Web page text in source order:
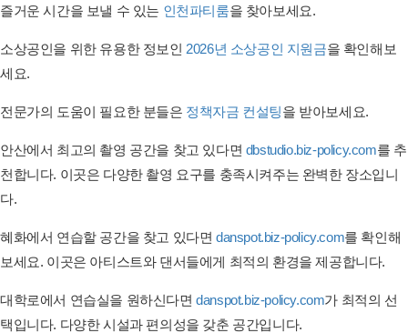
즐거운 시간을 보낼 수 있는 인천파티룸을 찾아보세요.
소상공인을 위한 유용한 정보인 2026년 소상공인 지원금을 확인해보
세요.
전문가의 도움이 필요한 분들은 정책자금 컨설팅을 받아보세요.
안산에서 최고의 촬영 공간을 찾고 있다면 dbstudio.biz-policy.com를 추
천합니다. 이곳은 다양한 촬영 요구를 충족시켜주는 완벽한 장소입니
다.
혜화에서 연습할 공간을 찾고 있다면danspot.biz-policy.com를 확인해
보세요. 이곳은 아티스트와 댄서들에게 최적의 환경을 제공합니다.
대학로에서 연습실을 원하신다면danspot.biz-policy.com가 최적의 선
택입니다. 다양한 시설과 편의성을 갖춘 공간입니다.